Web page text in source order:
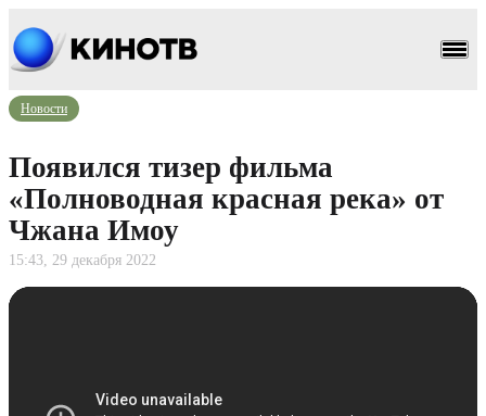
Новости
Появился тизер фильма
«Полноводная красная река» от
Чжана Имоу
15:43, 29 декабря 2022